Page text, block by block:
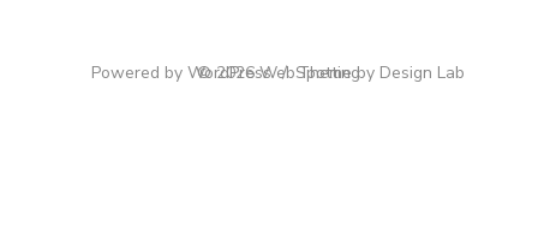
© 2026 WebSpotting
Powered by WordPress / Theme by Design Lab